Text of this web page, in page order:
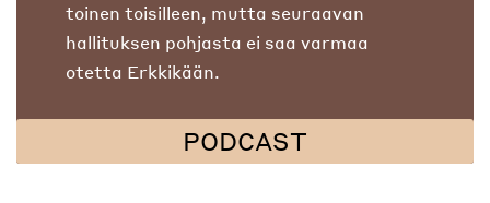
toinen toisilleen, mutta seuraavan
hallituksen pohjasta ei saa varmaa
otetta Erkkikään.
PODCAST